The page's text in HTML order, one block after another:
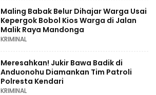
Maling Babak Belur Dihajar Warga Usai
Kepergok Bobol Kios Warga di Jalan
Malik Raya Mandonga
KRIMINAL
Meresahkan! Jukir Bawa Badik di
Anduonohu Diamankan Tim Patroli
Polresta Kendari
KRIMINAL